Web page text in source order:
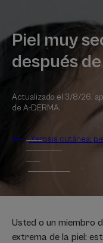
Piel muy
después
Actualizado el 3/8/26,
de A-DERMA.
Xerosis cutánea:
Usted o un miembro
extrema de la piel: